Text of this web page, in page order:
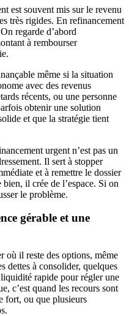
est souvent mis sur le revenu
très rigides. En refinancement
regarde d’abord
à rembourser
même si la situation
avec des revenus
récents, ou une personne
obtenir une solution
et que la stratégie tient
urgent n’est pas un
Il sert à stopper
et à remettre le dossier
il crée de l’espace. Si on
le problème.
gérable et une
où il reste des options, même
dettes à consolider, quelques
rapide pour régler une
c’est quand les recours sont
fort, ou que plusieurs